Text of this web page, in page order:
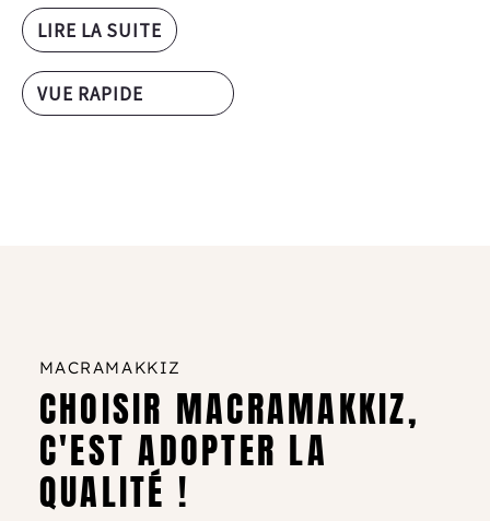
LIRE LA SUITE
VUE RAPIDE
MACRAMAKKIZ
CHOISIR MACRAMAKKIZ,
C'EST ADOPTER LA
QUALITÉ !